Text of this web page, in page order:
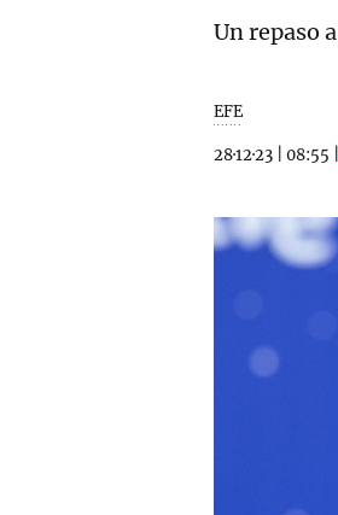
Un repaso
EFE
28·12·23 08:55